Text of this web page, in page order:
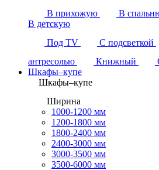
В прихожую
В
В детскую
Под TV
С подсветкой
антресолью
Книжный
Шкафы–купе
Шкафы–купе
Ширина
1000-1200 мм
1200-1800 мм
1800-2400 мм
2400-3000 мм
3000-3500 мм
3500-6000 мм